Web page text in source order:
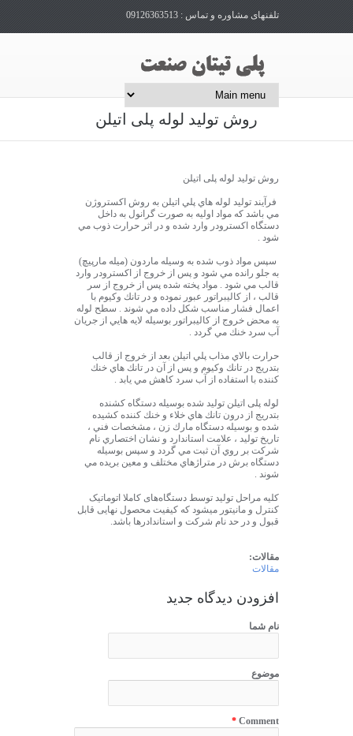
تلفنهای مشاوره و تماس : 09126363513
روش توليد لوله پلی اتیلن
روش توليد لوله پلی اتیلن
فرآيند توليد لوله هاي پلي اتيلن به روش اكستروژن
مي باشد كه مواد اوليه به صورت گرانول به داخل
دستگاه اكسترودر وارد شده و در اثر حرارت ذوب مي
شود .
سپس مواد ذوب شده به وسيله ماردون (ميله مارپيچ)
به جلو رانده مي شود و پس از خروج از اكسترودر وارد
قالب مي شود . مواد پخته شده پس از خروج از سر
قالب ، از كاليبراتور عبور نموده و در تانك وكيوم با
اعمال فشار مناسب شكل داده مي شوند . سطح لوله
به محض خروج از كاليبراتور بوسيله لايه هايي از جريان
آب سرد خنك مي گردد .
حرارت بالاي مذاب پلي اتيلن بعد از خروج از قالب
بتدريج در تانك وكيوم و پس از آن در تانك هاي خنك
كننده با استفاده از آب سرد كاهش مي يابد .
لوله پلی اتیلن توليد شده بوسيله دستگاه كشنده
بتدريج از درون تانك هاي خلاء و خنك كننده كشيده
شده و بوسيله دستگاه مارك زن ، مشخصات فني ،
تاريخ توليد ، علامت استاندارد و نشان اختصاري نام
شركت بر روي آن ثبت مي گردد و سپس بوسيله
دستگاه برش در متراژهاي مختلف و معين بريده مي
شوند .
کلیه مراحل تولید توسط دستگاه‌های کاملا اتوماتیک
کنترل و مانیتور میشود که کیفیت محصول نهایی قابل
قبول و در حد نام شرکت و استاندادرها باشد.
مقالات:
مقالات
افزودن دیدگاه جدید
نام شما
موضوع
Comment
*